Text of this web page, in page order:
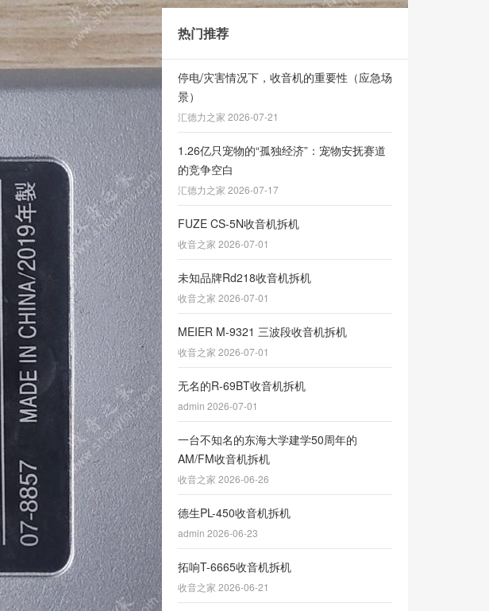
热门推荐
停电/灾害情况下，收音机的重要性（应急场
景）
汇德力之家 2026-07-21
1.26亿只宠物的“孤独经济”：宠物安抚赛道
的竞争空白
汇德力之家 2026-07-17
FUZE CS-5N收音机拆机
收音之家 2026-07-01
未知品牌Rd218收音机拆机
收音之家 2026-07-01
MEIER M-9321 三波段收音机拆机
收音之家 2026-07-01
无名的R-69BT收音机拆机
admin 2026-07-01
一台不知名的东海大学建学50周年的
AM/FM收音机拆机
收音之家 2026-06-26
德生PL-450收音机拆机
admin 2026-06-23
拓响T-6665收音机拆机
收音之家 2026-06-21